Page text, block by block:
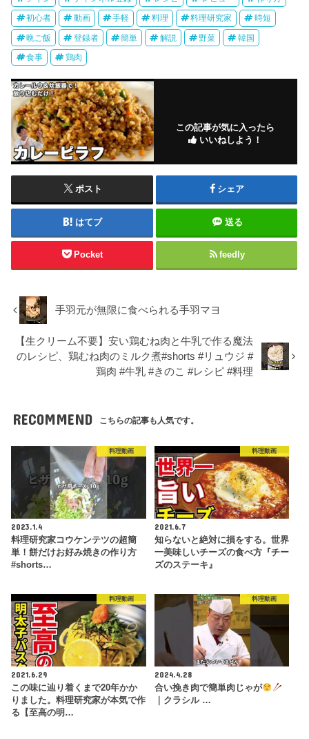
初心者 動画 手軽 料理 料理研究家 時短
晩ご飯 登録者 簡単 解説 野菜 韓国
食事 鶏肉
この記事が気に入ったら
いいねしよう！
ポスト シェア
はてブ 送る
Pocket feedly
手羽元が無限に食べられる手羽マヨ
【生クリーム不要】安い鶏むね肉と牛乳で作る魔法
のレシピ、鶏むね肉のミルク煮#shorts #リュウジ #
鶏肉 #牛乳 #きのこ #レシピ #料理
RECOMMEND こちらの記事も人気です。
料理動画
2023.1.4
料理研究家コウケンテツの超簡
単！餅だけお好み焼きの作り方
#shorts…
料理動画
2021.6.7
知らないと絶対に損をする。世界
一美味しいチーズの食べ方『チー
ズのステーキ』
料理動画
2021.6.29
この味に辿り着くまで20年かか
りました。料理研究家が本気で作
る【至高の明…
料理動画
2024.4.28
合い挽き肉で簡単肉じゃが
｜クラシル …